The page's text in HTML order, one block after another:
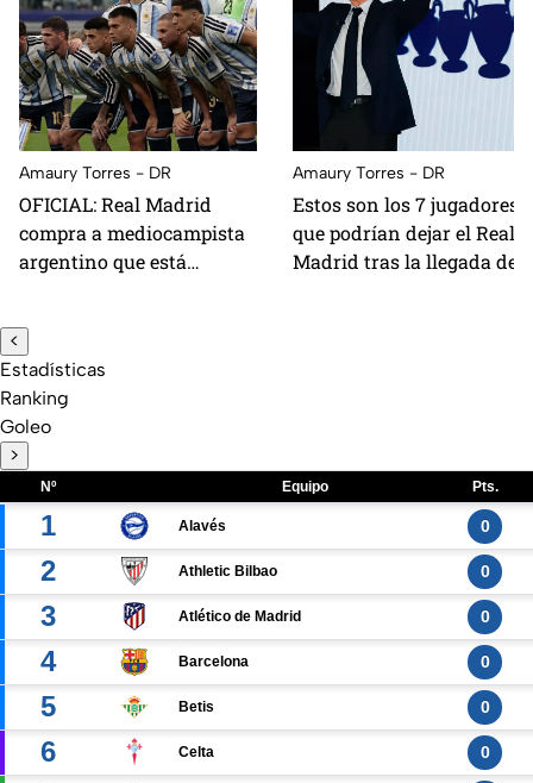
Amaury Torres - DR
OFICIAL: Real Madrid
compra a mediocampista
argentino que está
euros
Amaury Torres - DR
Estos son los 7 jugadores
que podrían dejar el Real
Madrid tras la llegada de
<
Estadísticas
Ranking
Goleo
>